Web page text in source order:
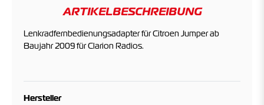
ARTIKELBESCHREIBUNG
Lenkradfernbedienungsadapter für Citroen Jumper ab
Baujahr 2009 für Clarion Radios.
Hersteller